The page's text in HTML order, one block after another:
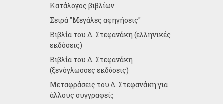
Κατάλογος βιβλίων
Σειρά "Μεγάλες αφηγήσεις"
Βιβλία του Δ. Στεφανάκη (ελληνικές
εκδόσεις)
Βιβλία του Δ. Στεφανάκη
(ξενόγλωσσες εκδόσεις)
Μεταφράσεις του Δ. Στεφανάκη για
άλλους συγγραφείς